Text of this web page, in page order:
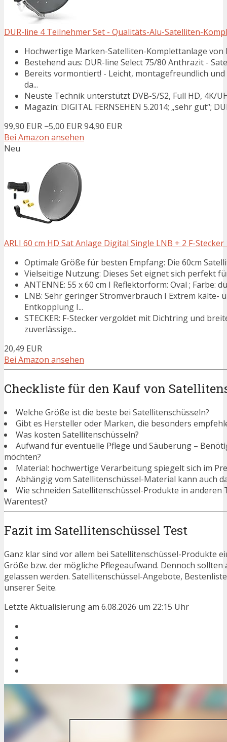
DUR-line 4 Teilnehmer Set - Qualitäts-Alu-Satelliten-
Hochwertige Marken-Satelliten-Komplettanlage von
Bestehend aus: DUR-line Select 75/80 Anthrazit -
Bereits vormontiert! - Leicht, montagefreundlich
da...
Neuste Technik unterstützt DVB-S/S2, Full HD, 4K/
Magazin: DIGITAL FERNSEHEN 5.2014; „sehr gut“;
99,90 EUR −5,00 EUR94,90 EUR
Bei Amazon ansehen
Neu
ARLI 60 cm HD Sat Anlage Digital Single LNB + 2 F-
Optimale Größe für besten Empfang: Die 60cm
Vielseitige Nutzung: Dieses Set eignet sich perfekt
ANTENNE: 55 x 60 cm I Reflektorform: Oval ; Farbe:
LNB: Sehr geringer Stromverbrauch I Extrem kälte-
Entkopplung I...
STECKER: F-Stecker vergoldet mit Dichtring und
zuverlässige...
20,49 EUR
Bei Amazon ansehen
Checkliste für den Kauf von
Welche Größe ist die beste bei Satellitenschüsseln?
Gibt es Hersteller oder Marken, die besonders
Was kosten Satellitenschüsseln?
Aufwand für eventuelle Pflege und Säuberung –
möchten?
Material: hochwertige Verarbeitung spiegelt sich im
Abhängig vom Satellitenschüssel-Material kann auch
Wie schneiden Satellitenschüssel-Produkte in
Warentest?
Fazit im Satellitenschüssel Test
Ganz klar sind vor allem bei Satellitenschüssel-Produkte
Größe bzw. der mögliche Pflegeaufwand. Dennoch
gelassen werden. Satellitenschüssel-Angebote,
unserer Seite.
Letzte Aktualisierung am 6.08.2026 um 22:15 Uhr